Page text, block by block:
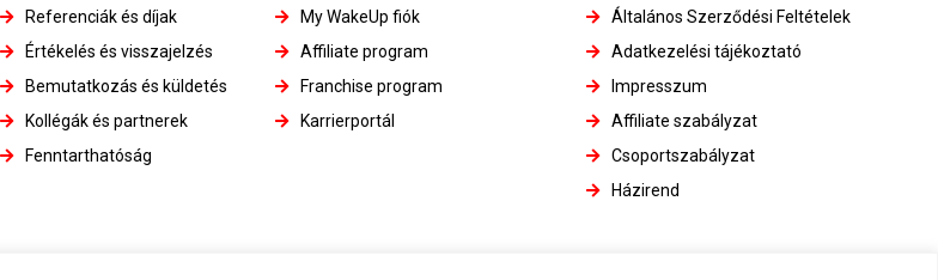
Referenciák és díjak
Értékelés és visszajelzés
Bemutatkozás és küldetés
Kollégák és partnerek
Fenntarthatóság
My WakeUp fiók
Affiliate program
Franchise program
Karrierportál
Általános Szerződési Feltételek
Adatkezelési tájékoztató
Impresszum
Affiliate szabályzat
Csoportszabályzat
Házirend